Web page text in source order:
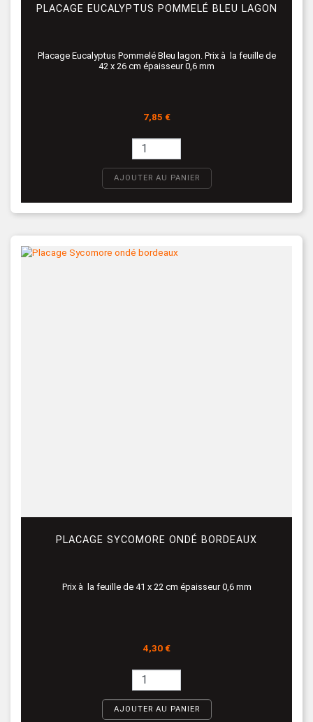
PLACAGE EUCALYPTUS POMMELÉ BLEU LAGON
Placage Eucalyptus Pommelé Bleu lagon. Prix à la feuille de
42 x 26 cm épaisseur 0,6 mm
Prix
7,85 €
AJOUTER AU PANIER
PLACAGE SYCOMORE ONDÉ BORDEAUX
Prix à la feuille de 41 x 22 cm épaisseur 0,6 mm
Prix
4,30 €
AJOUTER AU PANIER